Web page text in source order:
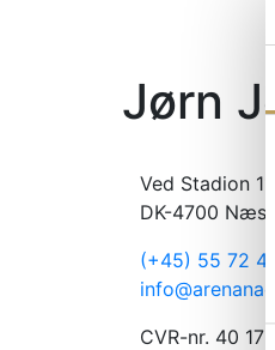
Jørn
Ved Stadion 11
DK-4700
(+45) 55 72
CVR-nr. 40 17